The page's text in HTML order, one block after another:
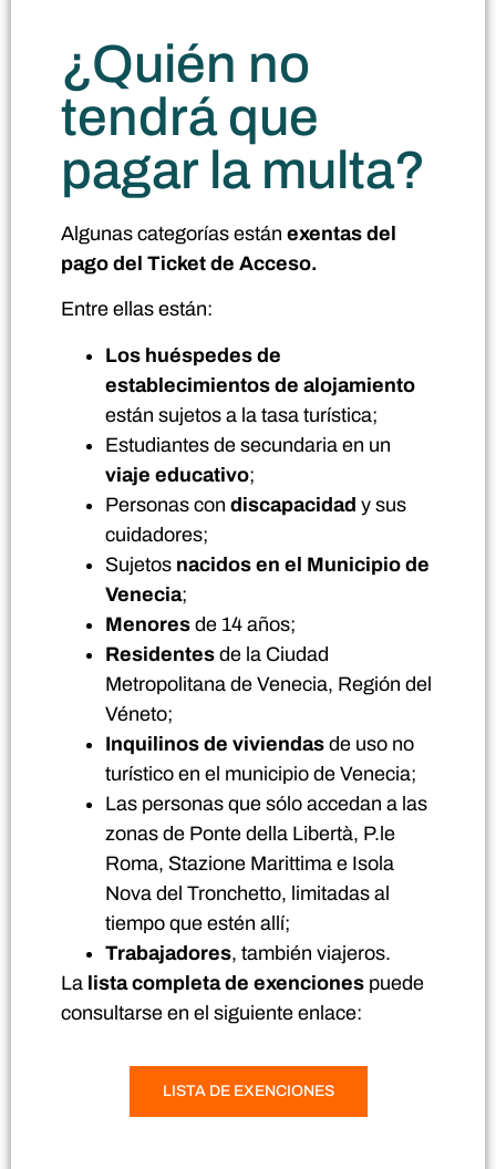
¿Quién no
tendrá que
pagar la multa?
Algunas categorías están exentas del
pago del Ticket de Acceso.
Entre ellas están:
Los huéspedes de
establecimientos de alojamiento
están sujetos a la tasa turística;
Estudiantes de secundaria en un
viaje educativo;
Personas con discapacidad y sus
cuidadores;
Sujetos nacidos en el Municipio de
Venecia;
Menores de 14 años;
Residentes de la Ciudad
Metropolitana de Venecia, Región del
Véneto;
Inquilinos de viviendas de uso no
turístico en el municipio de Venecia;
Las personas que sólo accedan a las
zonas de Ponte della Libertà, P.le
Roma, Stazione Marittima e Isola
Nova del Tronchetto, limitadas al
tiempo que estén allí;
Trabajadores, también viajeros.
La lista completa de exenciones puede
consultarse en el siguiente enlace:
LISTA DE EXENCIONES